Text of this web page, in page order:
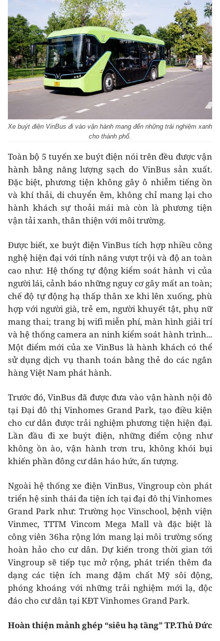
Xe buýt điện VinBus đi vào vận hành mang đến những trải nghiệm xanh
cho thành phố.
Toàn bộ 5 tuyến xe buýt điện nói trên đều được vận
hành bằng năng lượng sạch do VinBus sản xuất.
Đặc biệt, phương tiện không gây ô nhiễm tiếng ồn
và khí thải, di chuyển êm, không chỉ mang lại cho
hành khách sự thoải mái mà còn là phương tiện
vận tải xanh, thân thiện với môi trường.
Được biết, xe buýt điện VinBus tích hợp nhiều công
nghệ hiện đại với tính năng vượt trội và độ an toàn
cao như: Hệ thống tự động kiểm soát hành vi của
người lái, cảnh báo những nguy cơ gây mất an toàn;
chế độ tự động hạ thấp thân xe khi lên xuống, phù
hợp với người già, trẻ em, người khuyết tật, phụ nữ
mang thai; trang bị wifi miễn phí, màn hình giải trí
và hệ thống camera an ninh kiểm soát hành trình...
Một điểm mới của xe VinBus là hành khách có thể
sử dụng dịch vụ thanh toán bằng thẻ do các ngân
hàng Việt Nam phát hành.
Trước đó, VinBus đã được đưa vào vận hành nội đô
tại Đại đô thị Vinhomes Grand Park, tạo điều kiện
cho cư dân được trải nghiệm phương tiện hiện đại.
Lần đầu đi xe buýt điện, những điểm cộng như
không ồn ào, vận hành trơn tru, không khói bụi
khiến phần đông cư dân háo hức, ấn tượng.
Ngoài hệ thống xe điện VinBus, Vingroup còn phát
triển hệ sinh thái đa tiện ích tại đại đô thị Vinhomes
Grand Park như: Trường học Vinschool, bệnh viện
Vinmec, TTTM Vincom Mega Mall và đặc biệt là
công viên 36ha rộng lớn mang lại môi trường sống
hoàn hảo cho cư dân. Dự kiến trong thời gian tới
Vingroup sẽ tiếp tục mở rộng, phát triển thêm đa
dạng các tiện ích mang đậm chất Mỹ sôi động,
phóng khoáng với những trải nghiệm mới lạ, độc
đáo cho cư dân tại KĐT Vinhomes Grand Park.
Hoàn thiện mảnh ghép “siêu hạ tầng” TP.Thủ Đức